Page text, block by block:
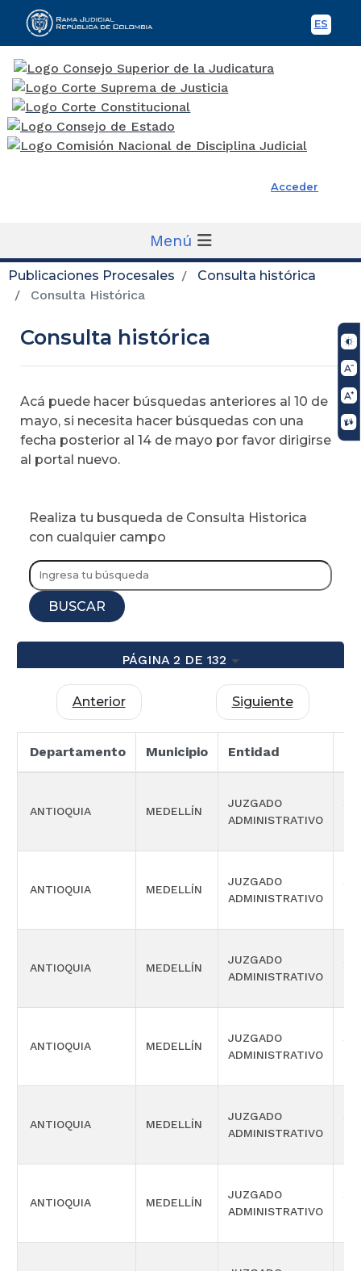
ES
Rama Judicial
Acceder
Menú
Publicaciones Procesales
Consulta histórica
Consulta Histórica
Consulta histórica
Acá puede hacer búsquedas anteriores al 10 de
mayo, si necesita hacer búsquedas con una
fecha posterior al 14 de mayo por favor dirigirse
al portal nuevo.
Realiza tu busqueda de Consulta Historica
con cualquier campo
BUSCAR
PÁGINA 2 DE 132
Anterior Siguiente
Departamento Municipio Entidad
ANTIOQUIA MEDELLÍN
JUZGADO
ADMINISTRATIVO
ANTIOQUIA MEDELLÍN
JUZGADO
ADMINISTRATIVO
ANTIOQUIA MEDELLÍN
JUZGADO
ADMINISTRATIVO
ANTIOQUIA MEDELLÍN
JUZGADO
ADMINISTRATIVO
ANTIOQUIA MEDELLÍN
JUZGADO
ADMINISTRATIVO
ANTIOQUIA MEDELLÍN
JUZGADO
ADMINISTRATIVO